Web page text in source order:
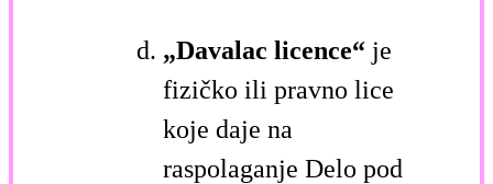
„Davalac licence“ je
fizičko ili pravno lice
koje daje na
raspolaganje Delo pod